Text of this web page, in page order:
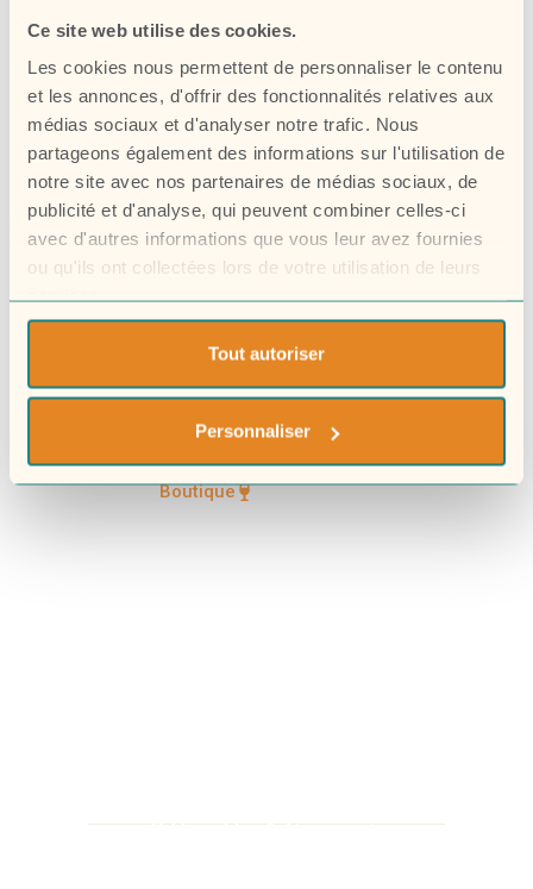
Ce site web utilise des cookies.
Les cookies nous permettent de personnaliser le contenu
et les annonces, d'offrir des fonctionnalités relatives aux
médias sociaux et d'analyser notre trafic. Nous
partageons également des informations sur l'utilisation de
notre site avec nos partenaires de médias sociaux, de
publicité et d'analyse, qui peuvent combiner celles-ci
avec d'autres informations que vous leur avez fournies
ou qu'ils ont collectées lors de votre utilisation de leurs
services.
Tout autoriser
Personnaliser
Nos collections
Nos engagements
La Winerie depuis 1963
Nos actus
Contact
Boutique
© Vignobles & Compagnie